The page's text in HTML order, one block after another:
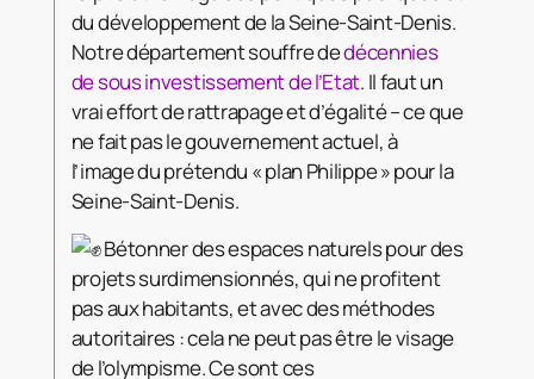
du développement de la Seine-Saint-Denis.
Notre département souffre dedécennies
de sous investissement de l’Etat. Il faut un
vrai effort de rattrapage et d’égalité – ce que
ne fait pas le gouvernement actuel, à
l’image du prétendu « plan Philippe » pour la
Seine-Saint-Denis.
Bétonner des espaces naturels pour des
projets surdimensionnés, qui ne profitent
pas aux habitants, et avec des méthodes
autoritaires : cela ne peut pas être le visage
de l’olympisme. Ce sont ces